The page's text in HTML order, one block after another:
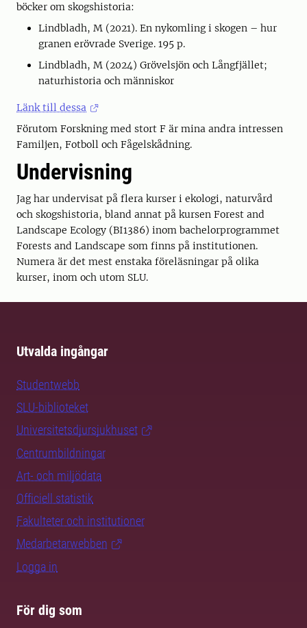
böcker om skogshistoria:
Lindbladh, M (2021). En nykomling i skogen – hur
granen erövrade Sverige. 195 p.
Lindbladh, M (2024) Grövelsjön och Långfjället;
naturhistoria och människor
Länk till dessa
Förutom Forskning med stort F är mina andra intressen
Familjen, Fotboll och Fågelskådning.
Undervisning
Jag har undervisat på flera kurser i ekologi, naturvård
och skogshistoria, bland annat på kursen Forest and
Landscape Ecology (BI1386) inom bachelorprogrammet
Forests and Landscape som finns på institutionen.
Numera är det mest enstaka föreläsningar på olika
kurser, inom och utom SLU.
Utvalda ingångar
Studentwebb
SLU-biblioteket
Universitetsdjursjukhuset
Centrumbildningar
Art- och miljödata
Officiell statistik
Fakulteter och institutioner
Medarbetarwebben
Logga in
För dig som